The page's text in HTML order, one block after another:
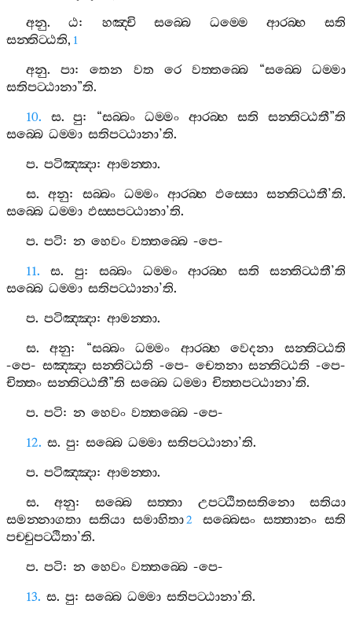
අනු.ඨ: හඤ‍්චි සබ‍්බෙ ධම‍්මෙ ආරබ‍්භ
සති
සන‍්තිට‍්ඨති, 1
අනු. පා:තෙන වත රෙ වත‍්තබ‍්බෙ “සබ‍්බෙ
ධම‍්මා
සතිපට‍්ඨානා”ති.
10.
ස.පු: “සබ‍්බං ධම‍්මං ආරබ‍්භ සති සන‍්තිට‍්ඨතී”ති
සබ‍්බෙ ධම‍්මා සතිපට‍්ඨානා’ති.
ප. පටිඤ‍්ඤා: ආමන‍්තා.
ස. අනු: සබ‍්බං ධම‍්මං ආරබ‍්භ ඵස‍්සො සන‍්තිට‍්ඨතී’ති.
සබ‍්බෙ ධම‍්මා ඵස‍්සපට‍්ඨානා’ති.
ප. පටි: න හෙවං වත‍්තබ‍්බෙ-පෙ-
11.
ස. පු:සබ‍්බං ධම‍්මං ආරබ‍්භ සති සන‍්තිට‍්ඨතී’ති
සබ‍්බෙ ධම‍්මා සතිපට‍්ඨානා’ති.
ප. පටිඤ‍්ඤා: ආමන‍්තා.
ස.අනු: “සබ‍්බං ධම‍්මං ආරබ‍්භ වෙදනා
සන‍්තිට‍්ඨති
-පෙ- සඤ‍්ඤා සන‍්තිට‍්ඨති -පෙ- චෙතනා සන‍්තිට‍්ඨති -පෙ-
චිත‍්තං සන‍්තිට‍්ඨතී”ති සබ‍්බෙ ධම‍්මා චිත‍්තපට‍්ඨානා’ති.
ප. පටි: න හෙවං වත‍්තබ‍්බෙ-පෙ-
12. ස. පු: සබ‍්බෙ ධම‍්මා සතිපට‍්ඨානා’ති.
ප. පටිඤ‍්ඤා: ආමන‍්තා.
ස. අනු:සබ‍්බෙ සත‍්තා උපට‍්ඨිතසතිනො
සතියා
සමන‍්නාගතා සතියා සමාහිතා2 සබ‍්බෙසං සත‍්තානං සති
පච‍්චුපට‍්ඨිතා’ති.
ප. පටි: න හෙවං වත‍්තබ‍්බෙ-පෙ-
13. ස. පු: සබ‍්බෙ ධම‍්මා සතිපට‍්ඨානා’ති.